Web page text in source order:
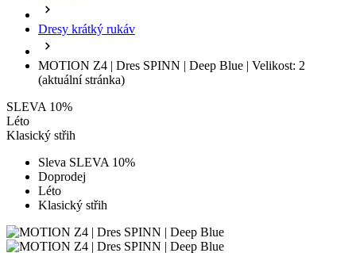
Dresy krátký rukáv
MOTION Z4 | Dres SPINN | Deep Blue | Velikost: 2
(aktuální stránka)
SLEVA 10%
Léto
Klasický střih
Sleva SLEVA 10%
Doprodej
Léto
Klasický střih